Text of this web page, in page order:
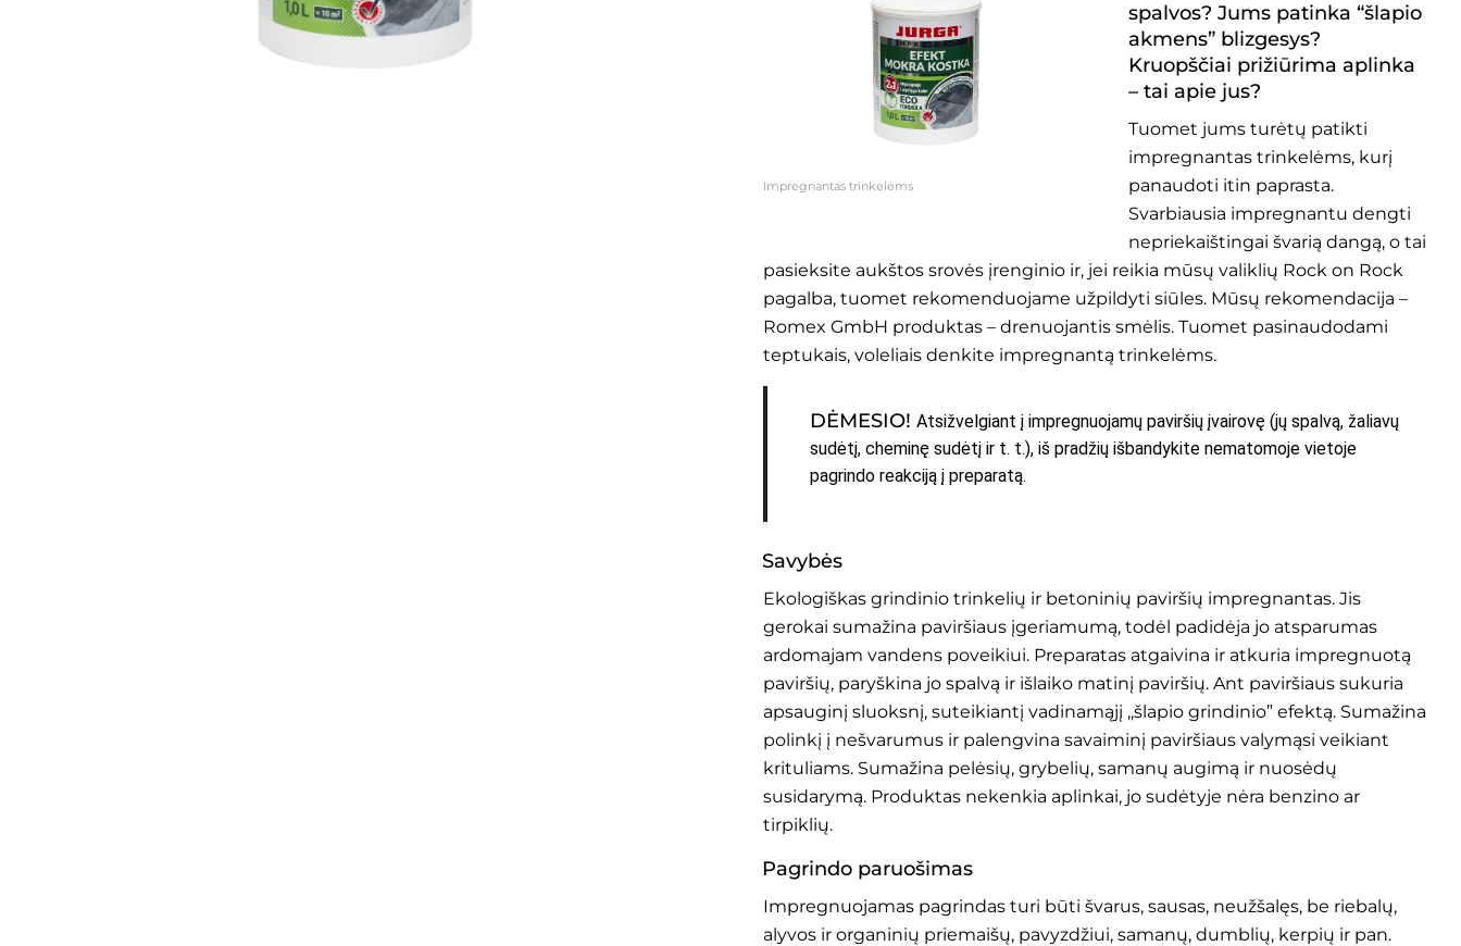
Impregnantas trinkelėms
spalvos? Jums patinka “šlapio
akmens” blizgesys?
Kruopščiai prižiūrima aplinka
– tai apie jus?
Tuomet jums turėtų patikti
impregnantas trinkelėms, kurį
panaudoti itin paprasta.
Svarbiausia impregnantu dengti
nepriekaištingai švarią dangą, o tai
pasieksite aukštos srovės įrenginio ir, jei reikia mūsų valiklių Rock on Rock
pagalba, tuomet rekomenduojame užpildyti siūles. Mūsų rekomendacija –
Romex GmbH produktas – drenuojantis smėlis. Tuomet pasinaudodami
teptukais, voleliais denkite impregnantą trinkelėms.
DĖMESIO! Atsižvelgiant į impregnuojamų paviršių įvairovę (jų spalvą, žaliavų
sudėtį, cheminę sudėtį ir t. t.), iš pradžių išbandykite nematomoje vietoje
pagrindo reakciją į preparatą.
Savybės
Ekologiškas grindinio trinkelių ir betoninių paviršių impregnantas. Jis
gerokai sumažina paviršiaus įgeriamumą, todėl padidėja jo atsparumas
ardomajam vandens poveikiui. Preparatas atgaivina ir atkuria impregnuotą
paviršių, paryškina jo spalvą ir išlaiko matinį paviršių. Ant paviršiaus sukuria
apsauginį sluoksnį, suteikiantį vadinamąjį ,,šlapio grindinio” efektą. Sumažina
polinkį į nešvarumus ir palengvina savaiminį paviršiaus valymąsi veikiant
krituliams. Sumažina pelėsių, grybelių, samanų augimą ir nuosėdų
susidarymą. Produktas nekenkia aplinkai, jo sudėtyje nėra benzino ar
tirpiklių.
Pagrindo paruošimas
Impregnuojamas pagrindas turi būti švarus, sausas, neužšalęs, be riebalų,
alyvos ir organinių priemaišų, pavyzdžiui, samanų, dumblių, kerpių ir pan.